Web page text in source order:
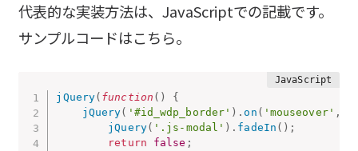
代表的な実装方法は、JavaScriptでの記載です。
サンプルコードはこちら。
jQuery( function ( )
{
jQuery( '#id_wdp_border' ) .on ( 'mouseover' ,
jQuery( '.js-modal' ) . fadeIn ( ) ;
return
false ;